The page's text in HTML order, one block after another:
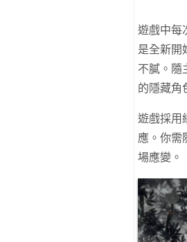
遊戲中每
是全新開
不膩。隨
的隱藏角
遊戲採用
應。你需
場應變。